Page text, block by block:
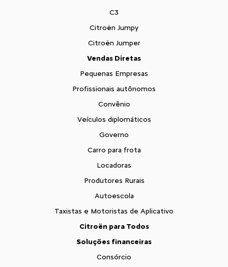
C3
Citroën Jumpy
Citroën Jumper
Vendas Diretas
Pequenas Empresas
Profissionais autônomos
Convênio
Veículos diplomáticos
Governo
Carro para frota
Locadoras
Produtores Rurais
Autoescola
Taxistas e Motoristas de Aplicativo
Citroën para Todos
Soluções financeiras
Consórcio